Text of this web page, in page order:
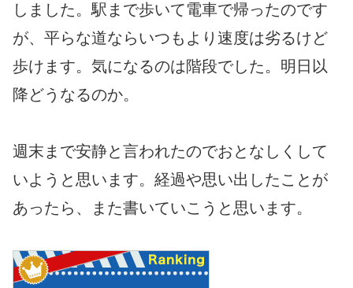
しました。駅まで歩いて電車で帰ったのです
が、平らな道ならいつもより速度は劣るけど
歩けます。気になるのは階段でした。明日以
降どうなるのか。
週末まで安静と言われたのでおとなしくして
いようと思います。経過や思い出したことが
あったら、また書いていこうと思います。